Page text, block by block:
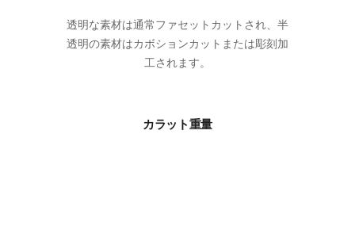
透明な素材は通常ファセットカットされ、半
透明の素材はカボションカットまたは彫刻加
工されます。
カラット重量